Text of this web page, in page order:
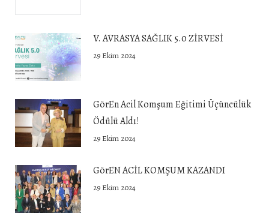
V. AVRASYA SAĞLIK 5.0 ZİRVESİ
29 Ekim 2024
GörEn Acil Komşum Eğitimi Üçüncülük
Ödülü Aldı!
29 Ekim 2024
GörEN ACİL KOMŞUM KAZANDI
29 Ekim 2024